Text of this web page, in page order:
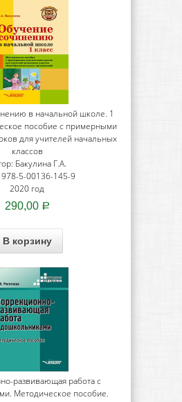
в начальной школе. 1
пособие с примерными
для учителей начальных
классов
Бакулина Г.А.
978-5-00136-145-9
2020 год
290,00 Р
В корзину
развивающая работа с
Методическое пособие.